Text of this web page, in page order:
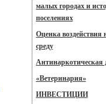
малых городах и
поселениях
Оценка
среду
Антинаркотическая
«Ветеринария»
ИНВЕСТИЦИИ